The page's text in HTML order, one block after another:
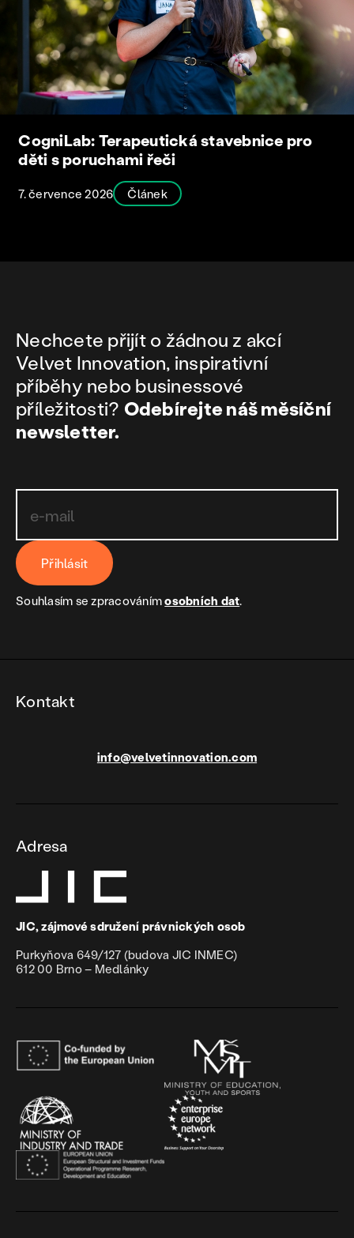
CogniLab: Terapeutická stavebnice pro
děti s poruchami řeči
7. července 2026 Článek
Nechcete přijít o žádnou z akcí
Velvet Innovation, inspirativní
příběhy nebo businessové
příležitosti? Odebírejte náš měsíční
newsletter.
Přihlásit
Souhlasím se zpracovánímosobních dat.
Kontakt
info@velvetinnovation.com
Adresa
JIC, zájmové sdružení právnických osob
Purkyňova 649/127 (budova JIC INMEC)
612 00 Brno – Medlánky